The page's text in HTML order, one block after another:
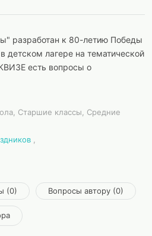
разработан к 80-летию Победы
детском лагере на тематической
есть вопросы о
Старшие классы, Средние
(0) Вопросы автору (0)